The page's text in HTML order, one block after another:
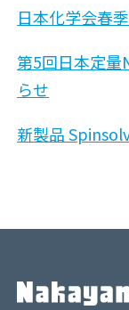
日本化学会春
第5回日本定量
らせ
新製品